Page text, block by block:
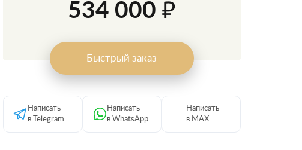
534 000 ₽
Быстрый заказ
Написать
в Telegram
Написать
в WhatsApp
Написать
в MAX